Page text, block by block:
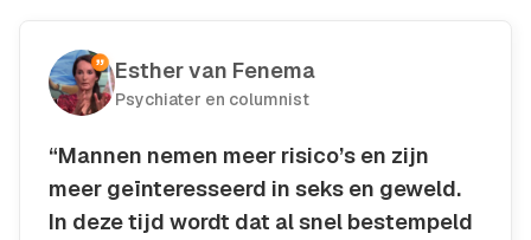
Esther van Fenema
Psychiater en columnist
“Mannen nemen meer risico’s en zijn
meer geïnteresseerd in seks en geweld.
In deze tijd wordt dat al snel bestempeld